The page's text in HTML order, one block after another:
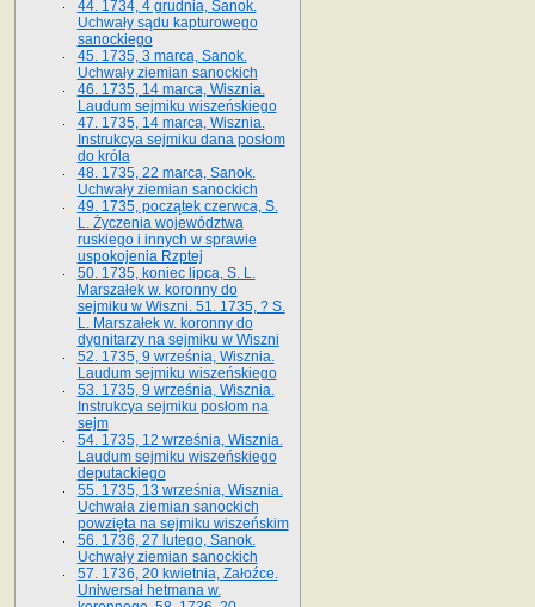
44. 1734, 4 grudnia, Sanok.
Uchwały sądu kapturowego
sanockiego
45. 1735, 3 marca, Sanok.
Uchwały ziemian sanockich
46. 1735, 14 marca, Wisznia.
Laudum sejmiku wiszeńskiego
47. 1735, 14 marca, Wisznia.
Instrukcya sejmiku dana posłom
do króla
48. 1735, 22 marca, Sanok.
Uchwały ziemian sanockich
49. 1735, początek czerwca, S.
L. Życzenia województwa
ruskiego i innych w sprawie
uspokojenia Rzptej
50. 1735, koniec lipca, S. L.
Marszałek w. koronny do
sejmiku w Wiszni. 51. 1735, ? S.
L. Marszałek w. koronny do
dygnitarzy na sejmiku w Wiszni
52. 1735, 9 września, Wisznia.
Laudum sejmiku wiszeńskiego
53. 1735, 9 września, Wisznia.
Instrukcya sejmiku posłom na
sejm
54. 1735, 12 września, Wisznia.
Laudum sejmiku wiszeńskiego
deputackiego
55. 1735, 13 września, Wisznia.
Uchwała ziemian sanockich
powzięta na sejmiku wiszeńskim
56. 1736, 27 lutego, Sanok.
Uchwały ziemian sanockich
57. 1736, 20 kwietnia, Załoźce.
Uniwersał hetmana w.